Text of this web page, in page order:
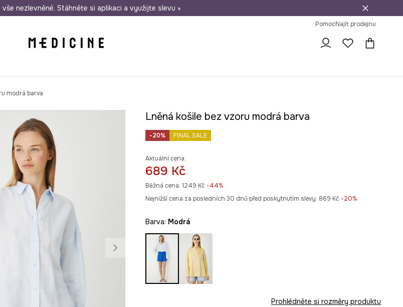
200 Kč Odeslání i do 24 hodin 30 dní na vrácení zboží
vše nezlevněné. Stáhněte si aplikaci a využijte slevu »
PomocNajít prodejnu
modrá barva
Lněná košile bez vzoru modrá barva
-20% FINAL SALE
Aktuální cena:
689 Kč
Běžná cena: 1249 Kč -44%
Nejnižší cena za posledních 30 dnů před poskytnutím slevy: 869 Kč -20%
Barva: modrá
Prohlédněte si rozměry produktu